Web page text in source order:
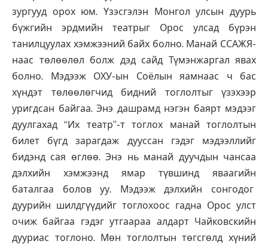
зургууд орох юм. Үзэсгэлэн Монгол улсын дуурь
бүжгийн эрдмийн театрыг Орос улсад бүрэн
танилцуулах хэмжээний байх болно. Манай ССАЖЯ-
наас төлөөлөл болж дэд сайд Түмэнжаргал явах
болно. Мэдээж ОХУ-ын Соёлын яамнаас ч бас
хүндэт төлөөлөгчид бидний тоглолтыг үзэхээр
уригдсан байгаа. Энэ дашрамд нэгэн баярт мэдээг
дуулгахад “Их театр”-т тоглох манай тоглолтын
билет бүгд зарагдаж дууссан гэдэг мэдээллийг
бидэнд сая өглөө. Энэ нь манай дуучдын чансаа
дэлхийн хэмжээнд ямар түвшинд яваагийн
баталгаа болов уу. Мэдээж дэлхийн сонгодог
дуурийн шилдгүүдийг тоглохоос гадна Орос улст
очиж байгаа гэдэг утгаараа алдарт Чайковскийн
дууриас тоглоно. Мөн тоглолтын төгсгөлд хүний